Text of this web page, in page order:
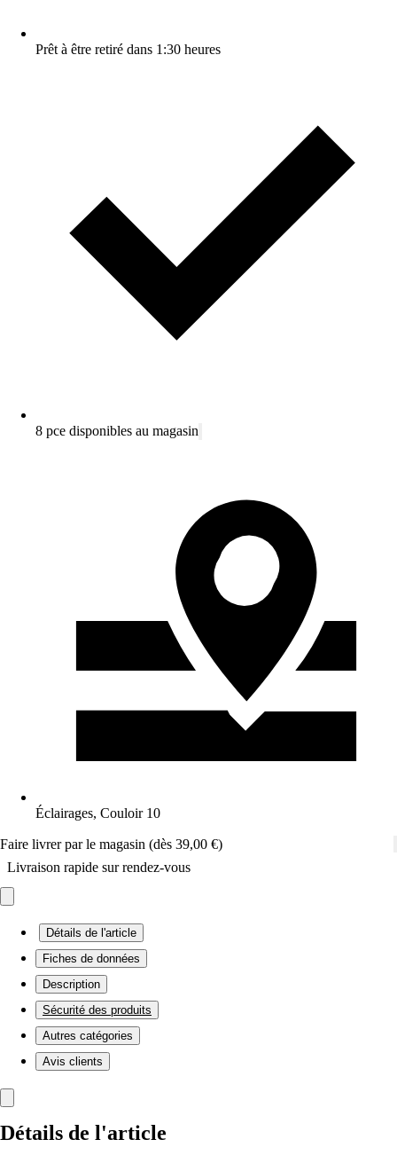
Prêt à être retiré dans 1:30 heures
8 pce disponibles au magasin
Éclairages, Couloir 10
Faire livrer par le magasin (dès 39,00 €)
Livraison rapide sur rendez-vous
Détails de l'article
Fiches de données
Description
Sécurité des produits
Autres catégories
Avis clients
Détails de l'article